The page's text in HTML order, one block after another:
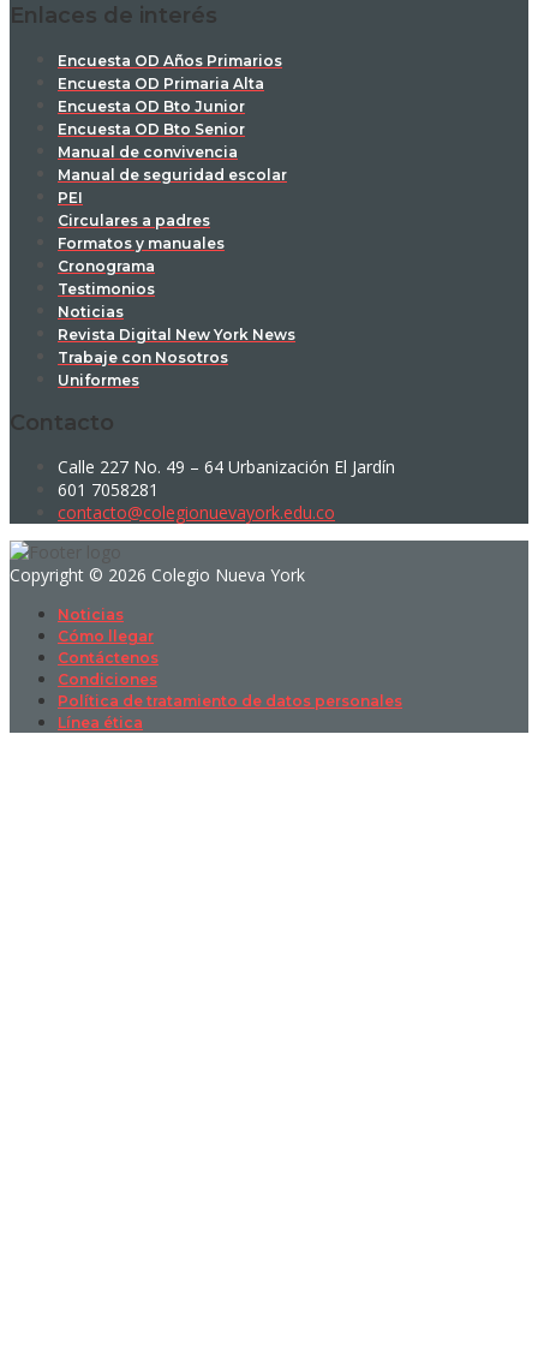
Enlaces de interés
Encuesta OD Años Primarios
Encuesta OD Primaria Alta
Encuesta OD Bto Junior
Encuesta OD Bto Senior
Manual de convivencia
Manual de seguridad escolar
PEI
Circulares a padres
Formatos y manuales
Cronograma
Testimonios
Noticias
Revista Digital New York News
Trabaje con Nosotros
Uniformes
Contacto
Calle 227 No. 49 – 64 Urbanización El Jardín
601 7058281
contacto@colegionuevayork.edu.co
Copyright © 2026 Colegio Nueva York
Noticias
Cómo llegar
Contáctenos
Condiciones
Política de tratamiento de datos personales
Línea ética